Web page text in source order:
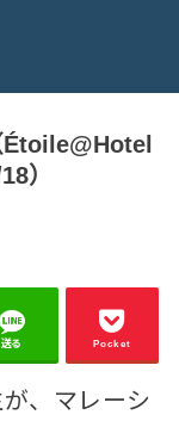
）
送る Pocket
、マレーシ